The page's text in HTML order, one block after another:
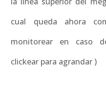
cual queda ahora
monitorear en caso
clickear para agrandar )